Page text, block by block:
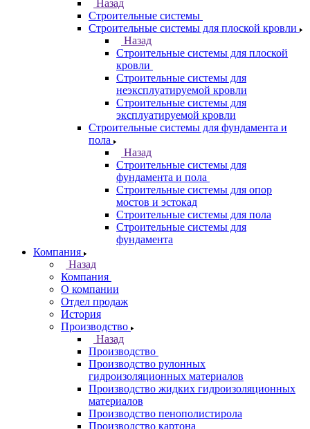
Назад
Строительные системы
Строительные системы для плоской кровли
Назад
Строительные системы для плоской
кровли
Строительные системы для
неэксплуатируемой кровли
Строительные системы для
эксплуатируемой кровли
Строительные системы для фундамента и
пола
Назад
Строительные системы для
фундамента и пола
Строительные системы для опор
мостов и эстокад
Строительные системы для пола
Строительные системы для
фундамента
Компания
Назад
Компания
О компании
Отдел продаж
История
Производство
Назад
Производство
Производство рулонных
гидроизоляционных материалов
Производство жидких гидроизоляционных
материалов
Производство пенополистирола
Производство картона